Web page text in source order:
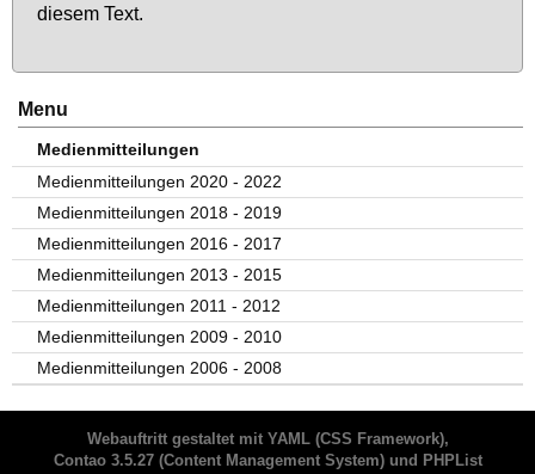
die­sem Text.
Menu
Medienmitteilungen
Medienmitteilungen 2020 - 2022
Medienmitteilungen 2018 - 2019
Medienmitteilungen 2016 - 2017
Medienmitteilungen 2013 - 2015
Medienmitteilungen 2011 - 2012
Medienmitteilungen 2009 - 2010
Medienmitteilungen 2006 - 2008
Webauftritt gestaltet mit YAML(CSS Framework),
Contao 3.5.27(Content Management System) und PHPList